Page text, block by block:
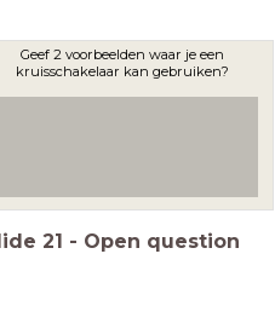
Geef 2 voorbeelden waar je een
kruisschakelaar kan gebruiken?
21 - Open question